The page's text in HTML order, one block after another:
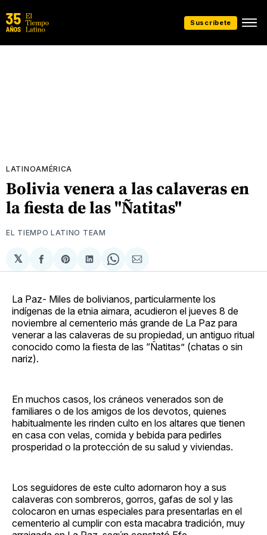
Suscríbete
LATINOAMÉRICA
Bolivia venera a las calaveras en
la fiesta de las "Ñatitas"
EL TIEMPO LATINO TEAM
𝕏
Compartir
en
Share
on
Compartir
en
Share
on
Compartir
via
La Paz- Miles de bolivianos, particularmente los
indígenas de la etnia aimara, acudieron el jueves 8 de
noviembre al cementerio más grande de La Paz para
venerar a las calaveras de su propiedad, un antiguo ritual
conocido como la fiesta de las “Ñatitas” (chatas o sin
nariz).
En muchos casos, los cráneos venerados son de
familiares o de los amigos de los devotos, quienes
habitualmente les rinden culto en los altares que tienen
en casa con velas, comida y bebida para pedirles
prosperidad o la protección de su salud y viviendas.
Los seguidores de este culto adornaron hoy a sus
calaveras con sombreros, gorros, gafas de sol y las
colocaron en urnas especiales para presentarlas en el
cementerio al cumplir con esta macabra tradición, muy